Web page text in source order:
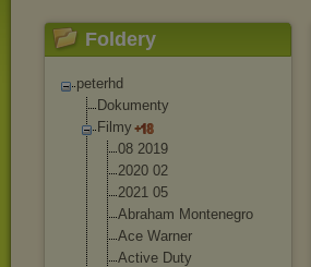
Foldery
peterhd
Dokumenty
Filmy
08 2019
2020 02
2021 05
Abraham Montenegro
Ace Warner
Active Duty